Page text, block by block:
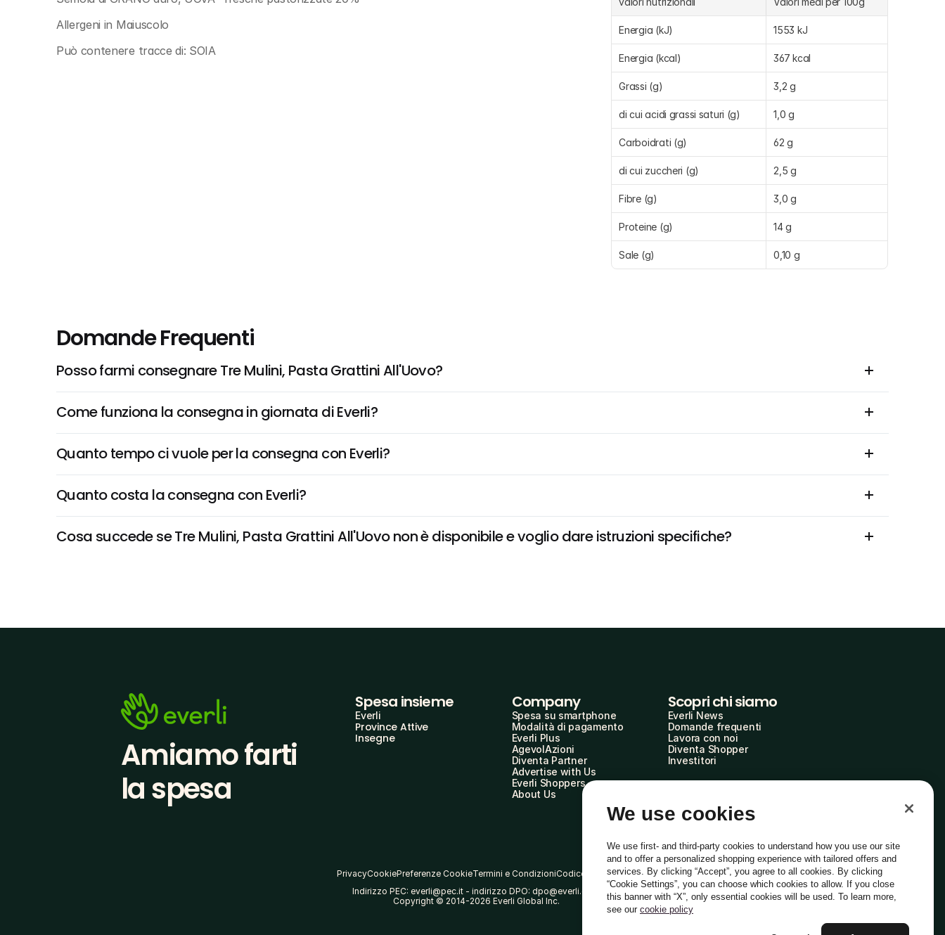
Allergeni in Maiuscolo
Può contenere tracce di: SOIA
Energia (kJ) 1553 kJ
Energia (kcal) 367 kcal
Grassi (g) 3,2 g
di cui acidi grassi saturi (g) 1,0 g
Carboidrati (g) 62 g
di cui zuccheri (g) 2,5 g
Fibre (g) 3,0 g
Proteine (g) 14 g
Sale (g) 0,10 g
Domande Frequenti
Posso farmi consegnare Tre Mulini, Pasta Grattini All'Uovo?
Come funziona la consegna in giornata di Everli?
Quanto tempo ci vuole per la consegna con Everli?
Quanto costa la consegna con Everli?
Cosa succede se Tre Mulini, Pasta Grattini All'Uovo non è disponibile e voglio dare istruzioni specifiche?
Amiamo farti
la spesa
Spesa insieme
Everli
Province Attive
Insegne
Company
Spesa su smartphone
Modalità di pagamento
Everli Plus
AgevolAzioni
Diventa Partner
Advertise with Us
Everli Shoppers
About Us
Scopri chi siamo
Everli News
Domande frequenti
Lavora con noi
Diventa Shopper
Investitori
PrivacyCookiePreferenze CookieTermini e CondizioniCodice Etico
Indirizzo PEC: everli@pec.it - indirizzo DPO: dpo@everli.com
Copyright © 2014-2026 Everli Global Inc.
Italiano
We use cookies
We use first- and third-party cookies to understand how you use our site
and to offer a personalized shopping experience with tailored offers and
services. By clicking “Accept”, you agree to all cookies. By clicking
“Cookie Settings”, you can choose which cookies to allow. If you close
this banner with “X”, only essential cookies will be used. To learn more,
see our cookie policy